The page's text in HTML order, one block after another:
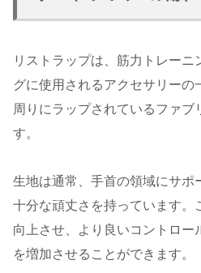
リストラップは、筋力トレーニ
グに使用されるアクセサリー
周りにラップされているファ
す。
生地は通常、手首の領域にサポ
十分な頑丈さを持っています。
向上させ、より良いコントロー
を増加させることができます。